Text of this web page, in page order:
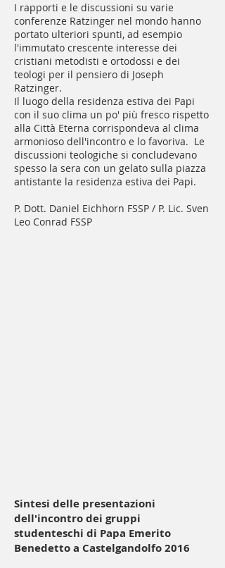
I rapporti e le discussioni su varie
conferenze Ratzinger nel mondo hanno
portato ulteriori spunti, ad esempio
l'immutato crescente interesse dei
cristiani metodisti e ortodossi e dei
teologi per il pensiero di Joseph
Ratzinger.
Il luogo della residenza estiva dei Papi
con il suo clima un po' più fresco rispetto
alla Città Eterna corrispondeva al clima
armonioso dell'incontro e lo favoriva. Le
discussioni teologiche si concludevano
spesso la sera con un gelato sulla piazza
antistante la residenza estiva dei Papi.
P. Dott. Daniel Eichhorn FSSP / P. Lic. Sven
Leo Conrad FSSP
Sintesi delle presentazioni
dell'incontro dei gruppi
studenteschi di Papa Emerito
Benedetto a Castelgandolfo 2016